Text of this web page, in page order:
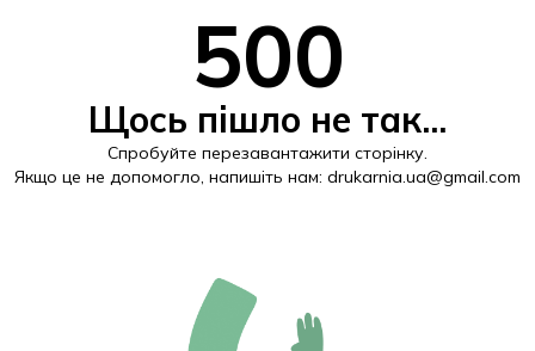
500
Щось пішло не так...
Спробуйте перезавантажити сторінку.
Якщо це не допомогло, напишіть нам: drukarnia.ua@gmail.com